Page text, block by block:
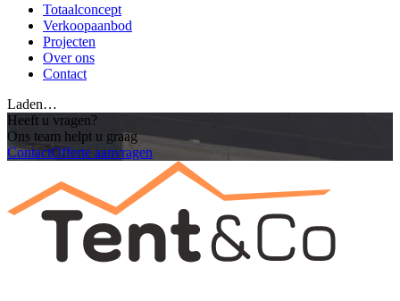
Totaalconcept
Verkoopaanbod
Projecten
Over ons
Contact
Laden…
Heeft u vragen?
Ons team helpt u graag
ContactOfferte aanvragen